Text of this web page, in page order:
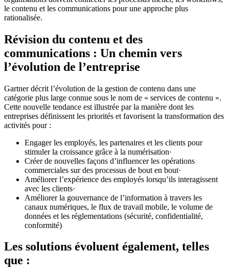
le contenu et les communications pour une approche plus
rationalisée.
Révision du contenu et des
communications : Un chemin vers
l’évolution de l’entreprise
Gartner décrit l’évolution de la gestion de contenu dans une
catégorie plus large connue sous le nom de « services de contenu ».
Cette nouvelle tendance est illustrée par la manière dont les
entreprises définissent les priorités et favorisent la transformation des
activités pour :
Engager les employés, les partenaires et les clients pour
stimuler la croissance grâce à la numérisation·
Créer de nouvelles façons d’influencer les opérations
commerciales sur des processus de bout en bout·
Améliorer l’expérience des employés lorsqu’ils interagissent
avec les clients·
Améliorer la gouvernance de l’information à travers les
canaux numériques, le flux de travail mobile, le volume de
données et les réglementations (sécurité, confidentialité,
conformité)
Les solutions évoluent également, telles
que :